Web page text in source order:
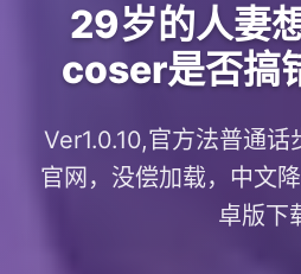
29岁的人妻
coser是否搞
Ver1.0.10,官方法普通
官网，没偿加载，中文
卓版下